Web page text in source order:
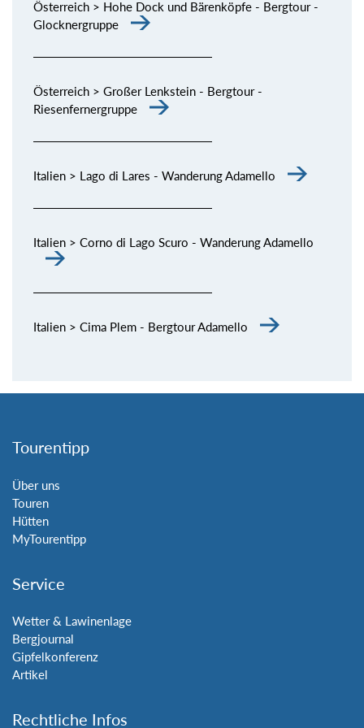
Österreich > Hohe Dock und Bärenköpfe - Bergtour -
Glocknergruppe
Österreich > Großer Lenkstein - Bergtour -
Riesenfernergruppe
Italien > Lago di Lares - Wanderung Adamello
Italien > Corno di Lago Scuro - Wanderung Adamello
Italien > Cima Plem - Bergtour Adamello
Tourentipp
Über uns
Touren
Hütten
MyTourentipp
Service
Wetter & Lawinenlage
Bergjournal
Gipfelkonferenz
Artikel
Rechtliche Infos